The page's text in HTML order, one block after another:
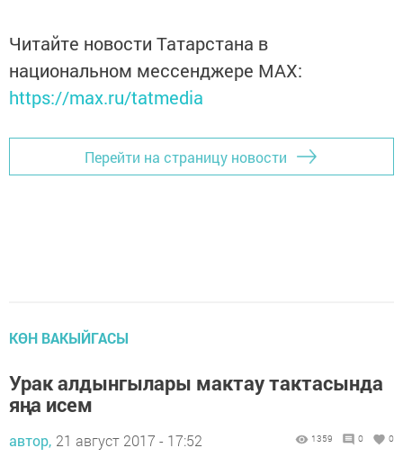
Читайте новости Татарстана в
национальном мессенджере MАХ:
https://max.ru/tatmedia
Перейти на страницу новости
КӨН ВАКЫЙГАСЫ
Урак алдынгылары мактау тактасында
яңа исем
автор, 21 август 2017 - 17:52 1359 0 0